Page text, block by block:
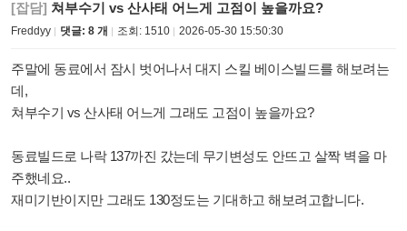
[잡담] 쳐부수기 vs 산사태 어느게 고점이 높을까요?
Freddyy 댓글: 8 개 조회: 1510 2026-05-30 15:50:30
주말에 동료에서 잠시 벗어나서 대지 스킬 베이스빌드를 해보려는
데,
쳐부수기 vs 산사태 어느게 그래도 고점이 높을까요?
동료빌드로 나락 137까진 갔는데 무기변성도 안뜨고 살짝 벽을 마
주했네요..
재미기반이지만 그래도 130정도는 기대하고 해보려고합니다.